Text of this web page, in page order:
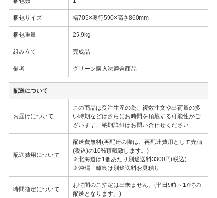
梱包サイズ 幅705×奥行590×高さ860mm
梱包重量 25.9kg
組み立て 完成品
備考 グリーン購入法適合商品
配送について
お届けについて
この商品は受注生産の為、複数注文や出荷量の多
い時期などはさらにお時間を頂戴する可能性がご
ざいます。納期詳細はお問い合わせください。
配送費用について
配送費無料(再配達の際は、再配達費用として売価
(税込)の10%頂戴致します。)
※北海道は1個あたり別途送料3300円(税込)
※沖縄・離島は別途送料お見積り
時間指定について
お時間のご指定は出来ません。(平日9時～17時の
配送となります。)